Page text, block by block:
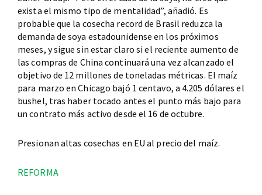
exista el mismo tipo de mentalidad”, añadió. Es
probable que la cosecha record de Brasil reduzca la
demanda de soya estadounidense en los próximos
meses, y sigue sin estar claro si el reciente aumento de
las compras de China continuará una vez alcanzado el
objetivo de 12 millones de toneladas métricas. El maíz
para marzo en Chicago bajó 1 centavo, a 4.205 dólares el
bushel, tras haber tocado antes el punto más bajo para
un contrato más activo desde el 16 de octubre.
Presionan altas cosechas en EU al precio del maíz.
REFORMA